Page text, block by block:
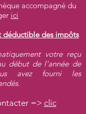
accompagné du
ici
déductible des impôts
votre reçu
début de l'année de
avez fourni les
=> clic